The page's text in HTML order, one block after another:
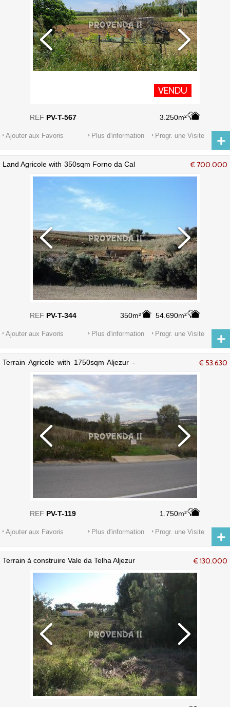
VENDU
3.250m²
REF PV-T-567
Ajouter aux Favoris Progr. une Visite
Plus d'information
€ 700.000
Land Agricole with 350sqm Forno da Cal
350m² 54.690m²
REF PV-T-344
Ajouter aux Favoris Progr. une Visite
Plus d'information
€ 53.630
Terrain Agricole with 1750sqm Aljezur -
1.750m²
REF PV-T-119
Ajouter aux Favoris Progr. une Visite
Plus d'information
€ 130.000
Terrain à construire Vale da Telha Aljezur